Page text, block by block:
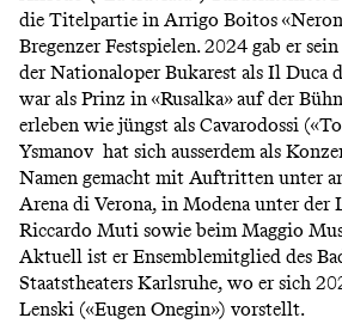
die Titelpartie in Arrigo Boitos
Bregenzer Festspielen. 2024 gab er
der Nationaloper Bukarest als Il Duca
war als Prinz in «Rusalka» auf der
erleben wie jüngst als Cavarodossi
Ysmanov hat sich ausserdem als
Namen gemacht mit Auftritten unter
Arena di Verona, in Modena unter der
Riccardo Muti sowie beim Maggio
Aktuell ist er Ensemblemitglied des
Staatstheaters Karlsruhe, wo er sich
Lenski («Eugen Onegin») vorstellt.